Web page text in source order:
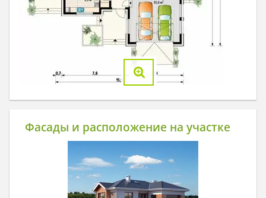
Фасады и расположение на участке